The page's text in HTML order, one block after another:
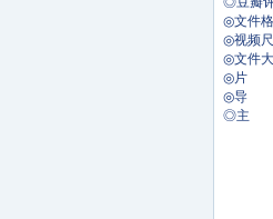
◎文件
◎视频
◎文件
◎片
◎导
◎主
柳
成
朱
成
金